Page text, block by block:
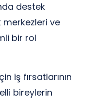
destek
merkezleri ve
bir rol
iş fırsatlarının
bireylerin